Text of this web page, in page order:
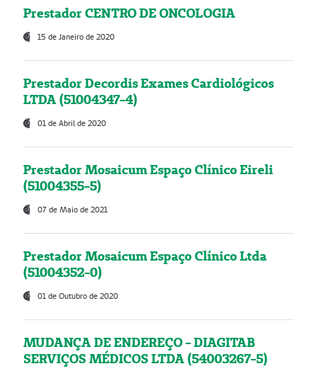
Prestador CENTRO DE ONCOLOGIA
15 de Janeiro de 2020
Prestador Decordis Exames Cardiológicos
LTDA (51004347-4)
01 de Abril de 2020
Prestador Mosaicum Espaço Clínico Eireli
(51004355-5)
07 de Maio de 2021
Prestador Mosaicum Espaço Clínico Ltda
(51004352-0)
01 de Outubro de 2020
MUDANÇA DE ENDEREÇO - DIAGITAB
SERVIÇOS MÉDICOS LTDA (54003267-5)